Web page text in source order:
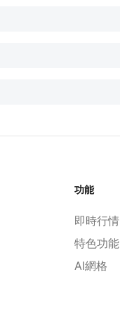
功能
即時行情
特色功能
AI網格